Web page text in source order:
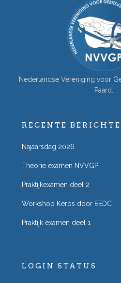
Nederlandse Vereniging voor
Paard.
RECENTE
Najaarsdag 2026
Theorie examen NVVGP
Praktijkexamen deel 2
Workshop Keros door EEDC
Praktijk examen deel 1
LOGIN STATUS